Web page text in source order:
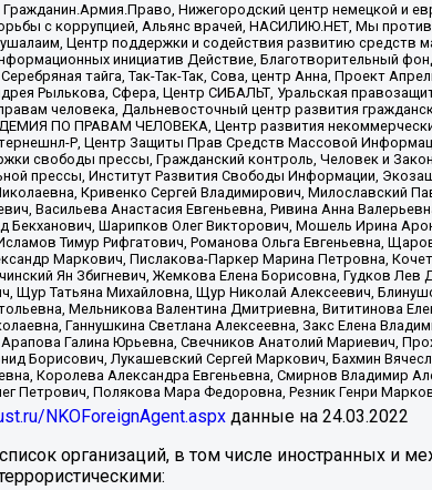
Нижегородский центр немецкой и
с коррупцией, Альянс врачей, НАСИЛИЮ.НЕТ, Мы
Центр поддержки и содействия развитию средств
инициатив Действие, Благотворительный
тайга, Так-Так-Так, Сова, центр Анна, Проект
Рылькова, Сфера, Центр СИБАЛЬТ, Уральская
человека, Дальневосточный центр развития
ПО ПРАВАМ ЧЕЛОВЕКА, Центр развития
Р, Центр Защиты Прав Средств Массовой
свободы прессы, Гражданский контроль, Человек и
прессы, Институт Развития Свободы Информации,
Кривенко Сергей Владимирович,
Васильева Анастасия Евгеньевна, Ривина Анна
Бекханович, Шарипков Олег Викторович, Мошель Ирина
Тимур Рифгатович, Романова Ольга Евгеньевна,
Маркович, Пислакова-Паркер Марина Петровна,
Ян Збигневич, Жемкова Елена Борисовна, Гудков
Щур Татьяна Михайловна, Щур Николай Алексеевич,
Мельникова Валентина Дмитриевна, Вититинова
Ганнушкина Светлана Алексеевна, Закс Елена
Галина Юрьевна, Свечников Анатолий Мариевич,
Борисович, Лукашевский Сергей Маркович, Бахмин
Королева Александра Евгеньевна, Смирнов Владимир
Петрович, Полякова Мара Федоровна, Резник Генри
NKOForeignAgent.aspx данные на 24.03.2022
организаций, в том числе иностранных и